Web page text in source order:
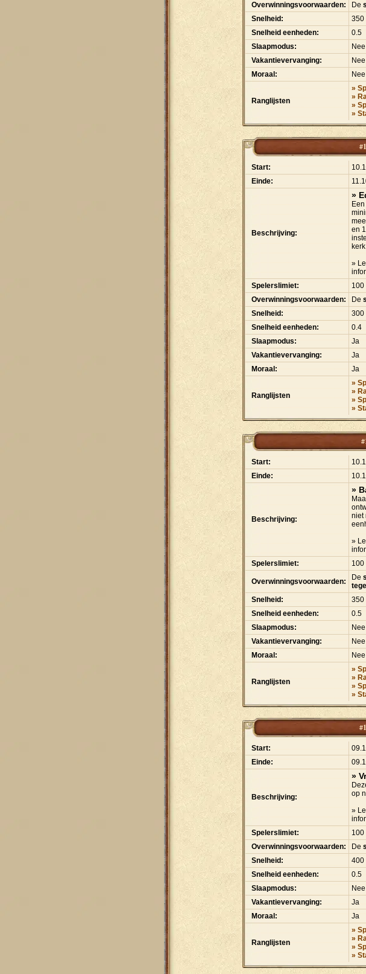
Overwinningsvoorwaarden:
De
Snelheid:
350
Snelheid eenheden:
0.5
Slaapmodus:
Nee
Vakantievervanging:
Nee
Moraal:
Nee
Ranglijsten
»
»
»
»
Start:
Einde:
Beschrijving:
»
en
»
Spelerslimiet:
100
Overwinningsvoorwaarden:
De
Snelheid:
300
Snelheid eenheden:
0.4
Slaapmodus:
Ja
Vakantievervanging:
Ja
Moraal:
Ja
Ranglijsten
»
»
»
»
Start:
Einde:
Beschrijving:
»
niet
»
Spelerslimiet:
100
Overwinningsvoorwaarden: De
Snelheid:
350
Snelheid eenheden:
0.5
Slaapmodus:
Nee
Vakantievervanging:
Nee
Moraal:
Nee
Ranglijsten
»
»
»
»
Start:
Einde:
Beschrijving:
»
op
»
Spelerslimiet:
100
Overwinningsvoorwaarden:
De
Snelheid:
400
Snelheid eenheden:
0.5
Slaapmodus:
Nee
Vakantievervanging:
Ja
Moraal:
Ja
Ranglijsten
»
»
»
»